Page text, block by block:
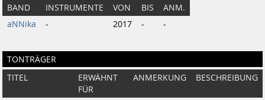
BAND INSTRUMENTE VON BIS
ANM.
aNNika
- 2017 - -
TONTRÄGER
TITEL
ERWÄHNT
FÜR
ANMERKUNG BESCHREIBUNG